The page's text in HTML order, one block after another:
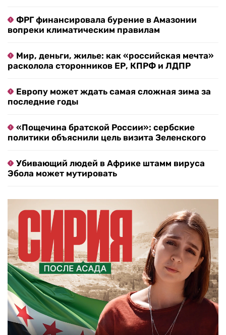
ФРГ финансировала бурение в Амазонии
вопреки климатическим правилам
Мир, деньги, жилье: как «российская мечта»
расколола сторонников ЕР, КПРФ и ЛДПР
Европу может ждать самая сложная зима за
последние годы
«Пощечина братской России»: сербские
политики объяснили цель визита Зеленского
Убивающий людей в Африке штамм вируса
Эбола может мутировать